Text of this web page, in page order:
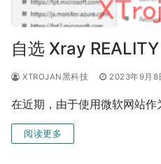
自选 Xray
XTROJAN黑科技 2023年9月8
在近期，由于使用微软网站
阅读更多